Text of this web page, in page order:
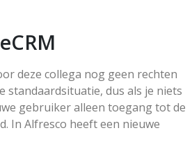
deze collega nog geen rechten
standaardsituatie, dus als je niets
gebruiker alleen toegang tot de
In Alfresco heeft een nieuwe